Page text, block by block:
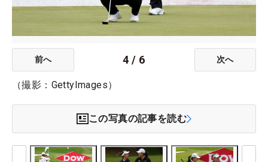
前へ 4 / 6 次へ
（撮影：GettyImages）
この写真の記事を読む